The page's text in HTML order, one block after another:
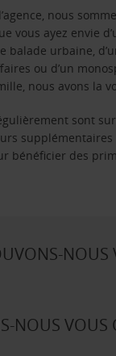
nous
vous ayez envie
balade urbaine,
ou d’un
nous avons la
sont
bénéficier des
NOUS
NOUS VOUS